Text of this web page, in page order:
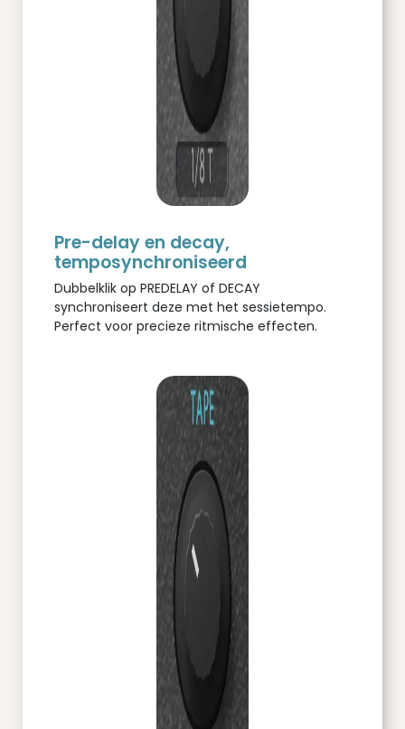
Pre-delay en decay,
temposynchroniseerd
Dubbelklik op PREDELAY of DECAY
synchroniseert deze met het sessietempo.
Perfect voor precieze ritmische effecten.